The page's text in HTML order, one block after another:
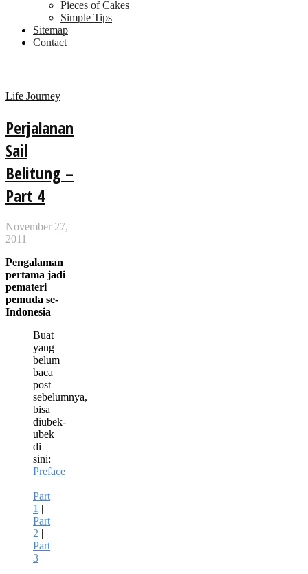
Pieces of Cakes
Simple Tips
Sitemap
Contact
Life Journey
Perjalanan
Sail
Belitung –
Part 4
November 27,
2011
Pengalaman
pertama jadi
pemateri
pemuda se-
Indonesia
Buat
yang
belum
baca
post
sebelumnya,
bisa
diubek-
ubek
di
sini:
Preface
|
Part
1 |
Part
2 |
Part
3